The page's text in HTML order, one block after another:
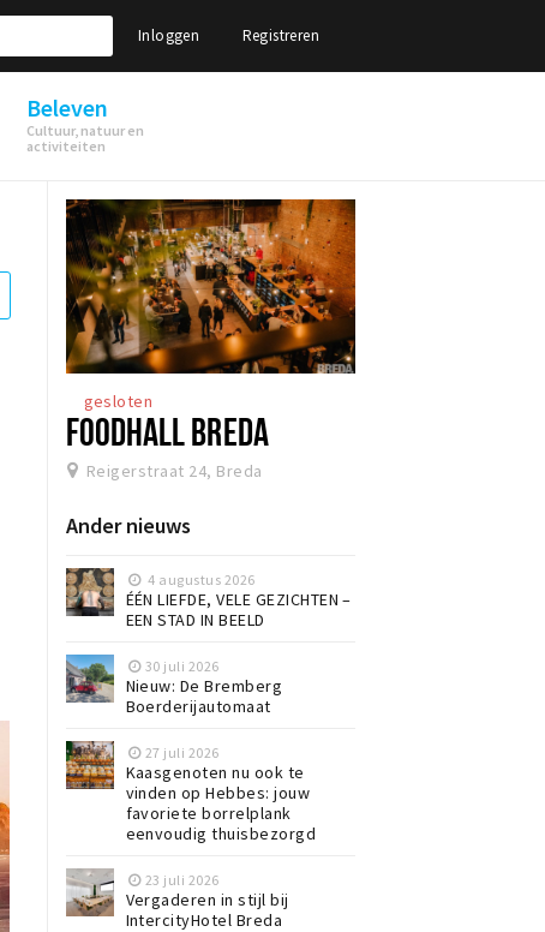
Inloggen Registreren
Beleven
Cultuur, natuur en
activiteiten
gesloten
FOODHALL BREDA
Reigerstraat 24, Breda
Ander nieuws
4 augustus 2026
ÉÉN LIEFDE, VELE GEZICHTEN –
EEN STAD IN BEELD
30 juli 2026
Nieuw: De Bremberg
Boerderijautomaat
27 juli 2026
Kaasgenoten nu ook te
vinden op Hebbes: jouw
favoriete borrelplank
eenvoudig thuisbezorgd
23 juli 2026
Vergaderen in stijl bij
IntercityHotel Breda